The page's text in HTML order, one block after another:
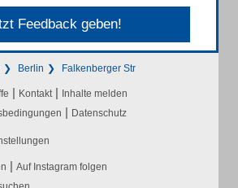
Feedback geben!
Berlin Falkenberger Str
| Kontakt | Inhalte melden
| Datenschutz
| Auf Instagram folgen